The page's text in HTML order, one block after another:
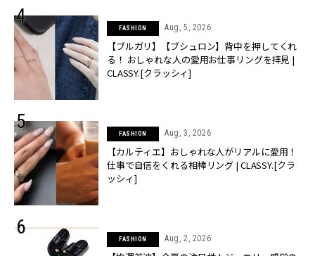
FASHION Aug, 5, 2026
【ブルガリ】【ブシュロン】背中を押してくれ
る！ おしゃれな人の愛用お仕事リングを拝見 |
CLASSY.[クラッシィ]
FASHION Aug, 3, 2026
【カルティエ】おしゃれな人がリアルに愛用！
仕事で自信をくれる相棒リング | CLASSY.[クラ
ッシィ]
FASHION Aug, 2, 2026